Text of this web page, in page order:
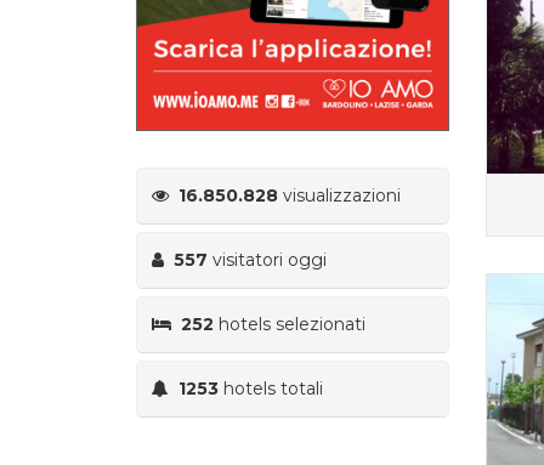
16.850.828 visualizzazioni
557 visitatori oggi
252 hotels selezionati
1253 hotels totali